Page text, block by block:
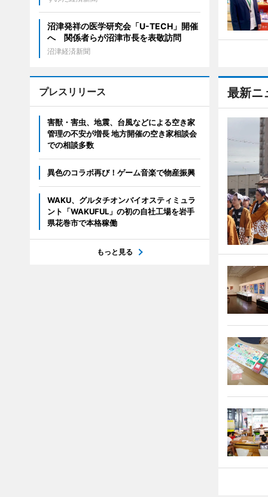
最新ニ
沼津発祥の医学研究会「U-TECH」開催
へ 関係者らが沼津市長を表敬訪問
沼津経済新聞
プレスリリース
害獣・害虫、地震、台風などによる空き家
管理の不安が増長 地方開催の空き家相談会
での相談多数
異色のコラボ再び！ゲーム音楽で物産振興
WAKU、グルタチオンバイオスティミュラ
ント「WAKUFUL」の初の自社工場を岩手
県花巻市で本格稼働
もっと見る